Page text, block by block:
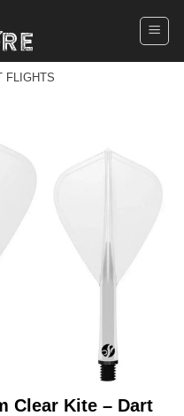
FLIGHTS
Clear Kite – Dart